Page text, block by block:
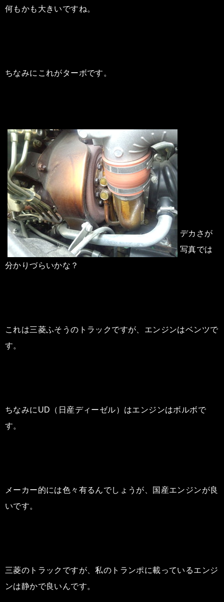
何もかも大きいですね。
ちなみにこれがターボです。
デカさが
写真では
分かりづらいかな？
これは三菱ふそうのトラックですが、エンジンはベンツで
す。
ちなみにUD（日産ディーゼル）はエンジンはボルボで
す。
メーカー的には色々有るんでしょうが、国産エンジンが良
いです。
三菱のトラックですが、私のトランポに載っているエンジ
ンは静かで良いんです。